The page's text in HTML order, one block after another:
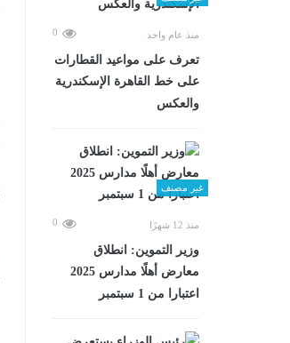
منذ عام واحد 0
تعرف على مواعيد القطارات
على خط القاهرة الإسكندرية
والعكس
غير مصنف
منذ 12 شهرًا 0
وزير التموين: انطلاق
معارض أهلًا مدارس 2025
اعتبارا من 1 سبتمبر